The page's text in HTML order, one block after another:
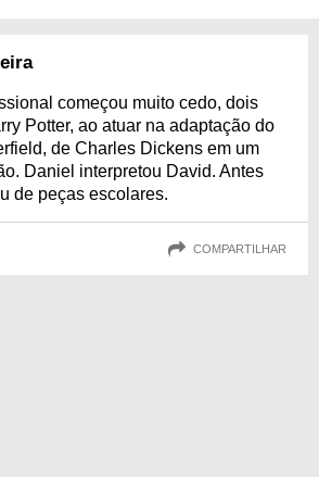
começou muito cedo, dois
Potter, ao atuar na adaptação do
de Charles Dickens em um
Daniel interpretou David. Antes
de peças escolares.
COMPARTILHAR